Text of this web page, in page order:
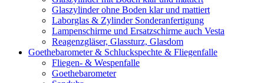
Glaszylinder ohne Boden klar und mattiert
Laborglas & Zylinder Sonderanfertigung
Lampenschirme und Ersatzschirme auch Vesta
Reagenzgläser, Glassturz, Glasdom
Goethebarometer & Schluckspechte & Fliegenfalle
Fliegen- & Wespenfalle
Goethebarometer